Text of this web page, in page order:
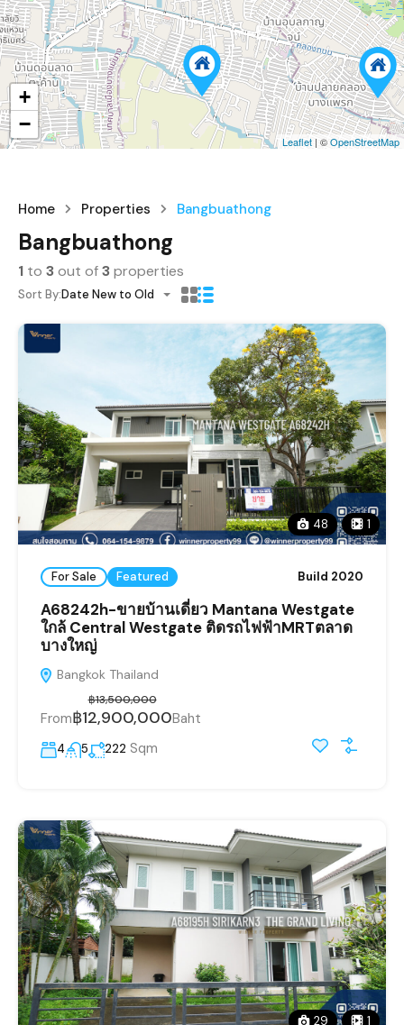
+
−
Leaflet | ©OpenStreetMap
Home Properties Bangbuathong
Bangbuathong
1 to 3out of3properties
Sort By:Date New to Old
48 1
For Sale Featured Build 2020
A68242h-ขายบ้านเดี่ยว Mantana Westgate
ใกล้ Central Westgate ติดรถไฟฟ้าMRTตลาด
บางใหญ่
Bangkok Thailand
From฿12,900,000
฿13,500,000
Baht
4 5 222 Sqm
29 1